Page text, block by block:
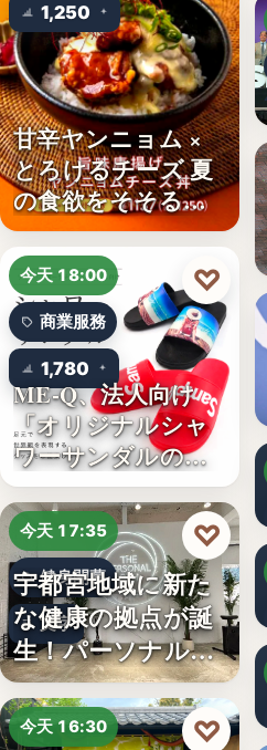
1,250
甘辛ヤンニョム ×
とろけるチーズ 夏
の食欲をそそる
“旨…
今天 18:00
商業服務
1,780
ME-Q、法人向け
「オリジナルシャ
ワーサンダルの
OEM制…
♡
今天 17:35
健身開幕
文字
宇都宮地域に新た
な健康の拠点が誕
生！パーソナルジ
ム「…
♡
今天 16:30 ♡